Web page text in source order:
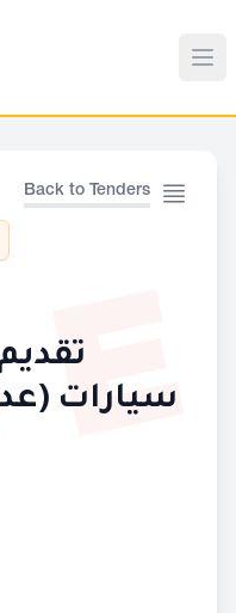
Back to Tenders
سيارات